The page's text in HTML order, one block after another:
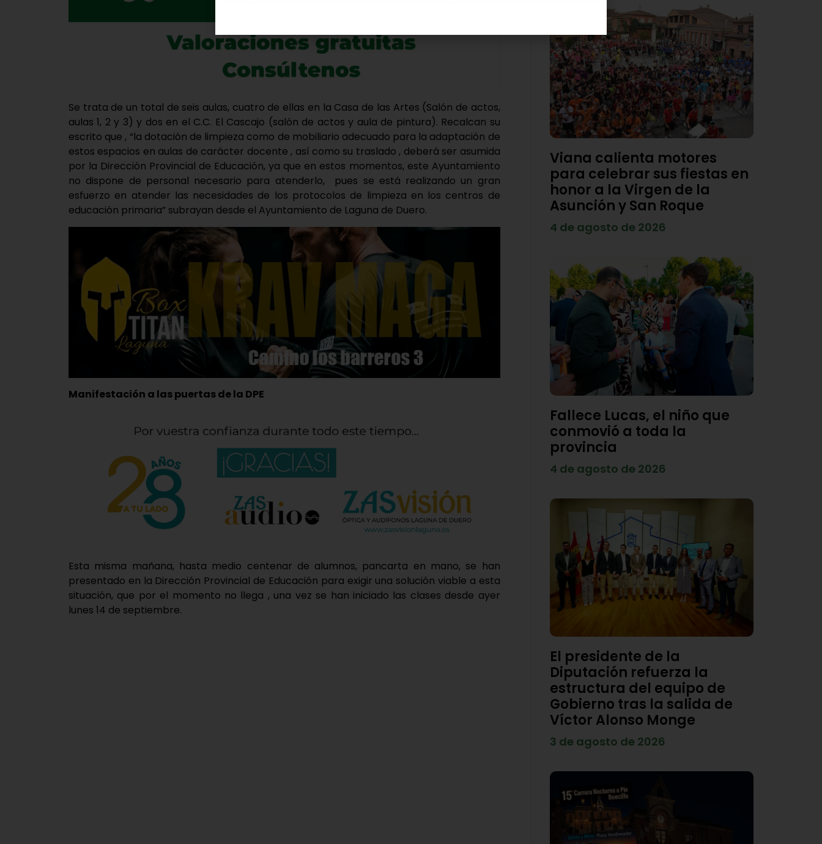
Se trata de un total de seis aulas, cuatro de ellas en la Casa de las Artes (Salón de actos,
aulas 1, 2 y 3) y dos en el C.C. El Cascajo (salón de actos y aula de pintura). Recalcan su
escrito que , “la dotación de limpieza como de mobiliario adecuado para la adaptación de
estos espacios en aulas de carácter docente , así como su traslado , deberá ser asumida
por la Dirección Provincial de Educación, ya que en estos momentos, este Ayuntamiento
no dispone de personal necesario para atenderlo, pues se está realizando un gran
esfuerzo en atender las necesidades de los protocolos de limpieza en los centros de
educación primaria” subrayan desde el Ayuntamiento de Laguna de Duero.
Manifestación a las puertas de la DPE
Esta misma mañana, hasta medio centenar de alumnos, pancarta en mano, se han
presentado en la Dirección Provincial de Educación para exigir una solución viable a esta
situación, que por el momento no llega , una vez se han iniciado las clases desde ayer
lunes 14 de septiembre.
Viana calienta motores
para celebrar sus fiestas en
honor a la Virgen de la
Asunción y San Roque
4 de agosto de 2026
Fallece Lucas, el niño que
conmovió a toda la
provincia
4 de agosto de 2026
El presidente de la
Diputación refuerza la
estructura del equipo de
Gobierno tras la salida de
Víctor Alonso Monge
3 de agosto de 2026